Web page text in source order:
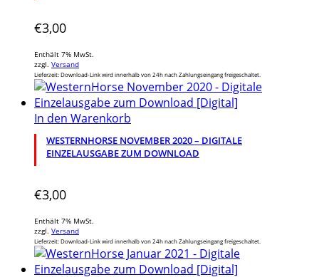
€3,00
Enthält 7% MwSt.
zzgl. Versand
Lieferzeit: Download-Link wird innerhalb von 24h nach Zahlungseingang freigeschaltet.
In den Warenkorb
WESTERNHORSE NOVEMBER 2020 – DIGITALE
EINZELAUSGABE ZUM DOWNLOAD
€3,00
Enthält 7% MwSt.
zzgl. Versand
Lieferzeit: Download-Link wird innerhalb von 24h nach Zahlungseingang freigeschaltet.